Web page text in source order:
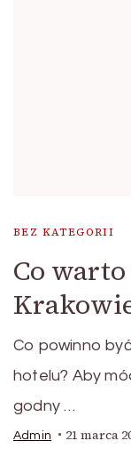
BEZ KATEGORII
Co
Co powinno
hotelu? Aby
godny …
Admin 21 marca